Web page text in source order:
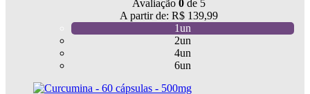
Avaliação 0 de 5
A partir de: R$ 139,99
1un
2un
4un
6un